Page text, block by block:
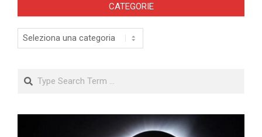
CATEGORIE
Categorie
Search